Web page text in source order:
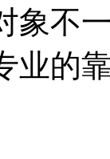
象不
业的